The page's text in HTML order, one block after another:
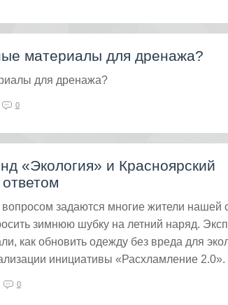
материалы для дренажа?
для дренажа?
0
«Экология» и Красноярский
задаются многие жители нашей
зимнюю шубку на летний наряд.
как обновить одежду без вреда для
инициативы «Расхламление 2.0».
0